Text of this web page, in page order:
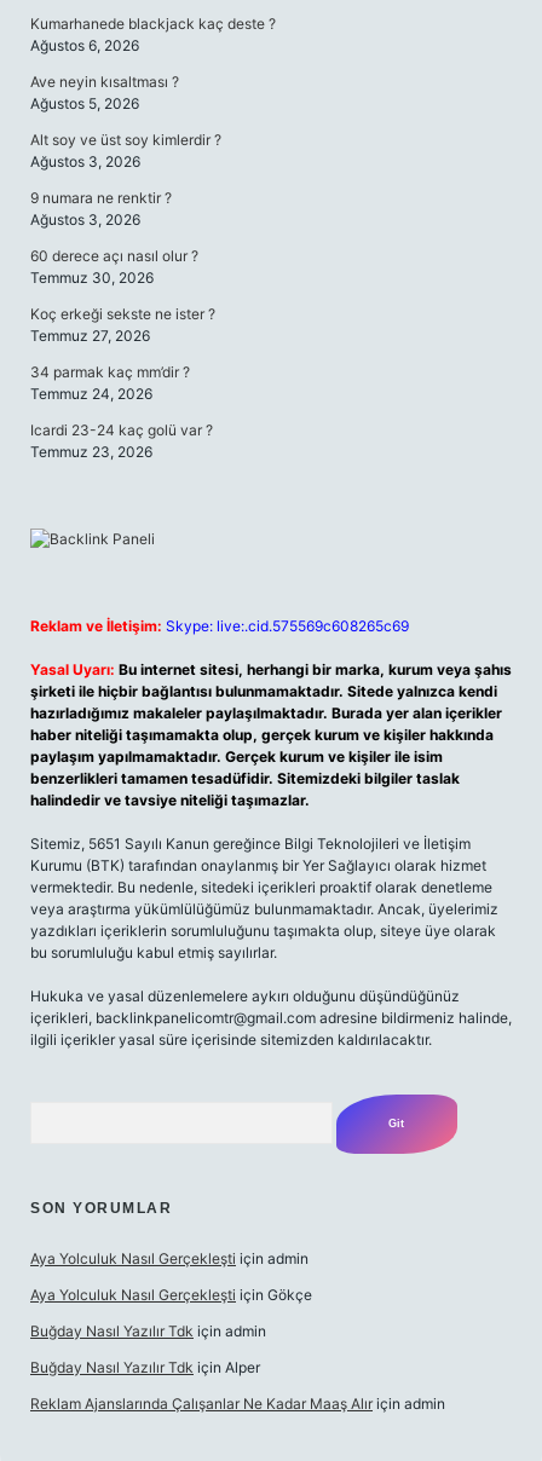
Kumarhanede blackjack kaç deste ?
Ağustos 6, 2026
Ave neyin kısaltması ?
Ağustos 5, 2026
Alt soy ve üst soy kimlerdir ?
Ağustos 3, 2026
9 numara ne renktir ?
Ağustos 3, 2026
60 derece açı nasıl olur ?
Temmuz 30, 2026
Koç erkeği sekste ne ister ?
Temmuz 27, 2026
34 parmak kaç mm’dir ?
Temmuz 24, 2026
Icardi 23-24 kaç golü var ?
Temmuz 23, 2026
Reklam ve İletişim: Skype: live:.cid.575569c608265c69
Yasal Uyarı: Bu internet sitesi, herhangi bir marka, kurum veya şahıs
şirketi ile hiçbir bağlantısı bulunmamaktadır. Sitede yalnızca kendi
hazırladığımız makaleler paylaşılmaktadır. Burada yer alan içerikler
haber niteliği taşımamakta olup, gerçek kurum ve kişiler hakkında
paylaşım yapılmamaktadır. Gerçek kurum ve kişiler ile isim
benzerlikleri tamamen tesadüfidir. Sitemizdeki bilgiler taslak
halindedir ve tavsiye niteliği taşımazlar.
Sitemiz, 5651 Sayılı Kanun gereğince Bilgi Teknolojileri ve İletişim
Kurumu (BTK) tarafından onaylanmış bir Yer Sağlayıcı olarak hizmet
vermektedir. Bu nedenle, sitedeki içerikleri proaktif olarak denetleme
veya araştırma yükümlülüğümüz bulunmamaktadır. Ancak, üyelerimiz
yazdıkları içeriklerin sorumluluğunu taşımakta olup, siteye üye olarak
bu sorumluluğu kabul etmiş sayılırlar.
Hukuka ve yasal düzenlemelere aykırı olduğunu düşündüğünüz
içerikleri, backlinkpanelicomtr@gmail.com adresine bildirmeniz halinde,
ilgili içerikler yasal süre içerisinde sitemizden kaldırılacaktır.
SON YORUMLAR
Aya Yolculuk Nasıl Gerçekleşti için admin
Aya Yolculuk Nasıl Gerçekleşti için Gökçe
Buğday Nasıl Yazılır Tdk için admin
Buğday Nasıl Yazılır Tdk için Alper
Reklam Ajanslarında Çalışanlar Ne Kadar Maaş Alır için admin